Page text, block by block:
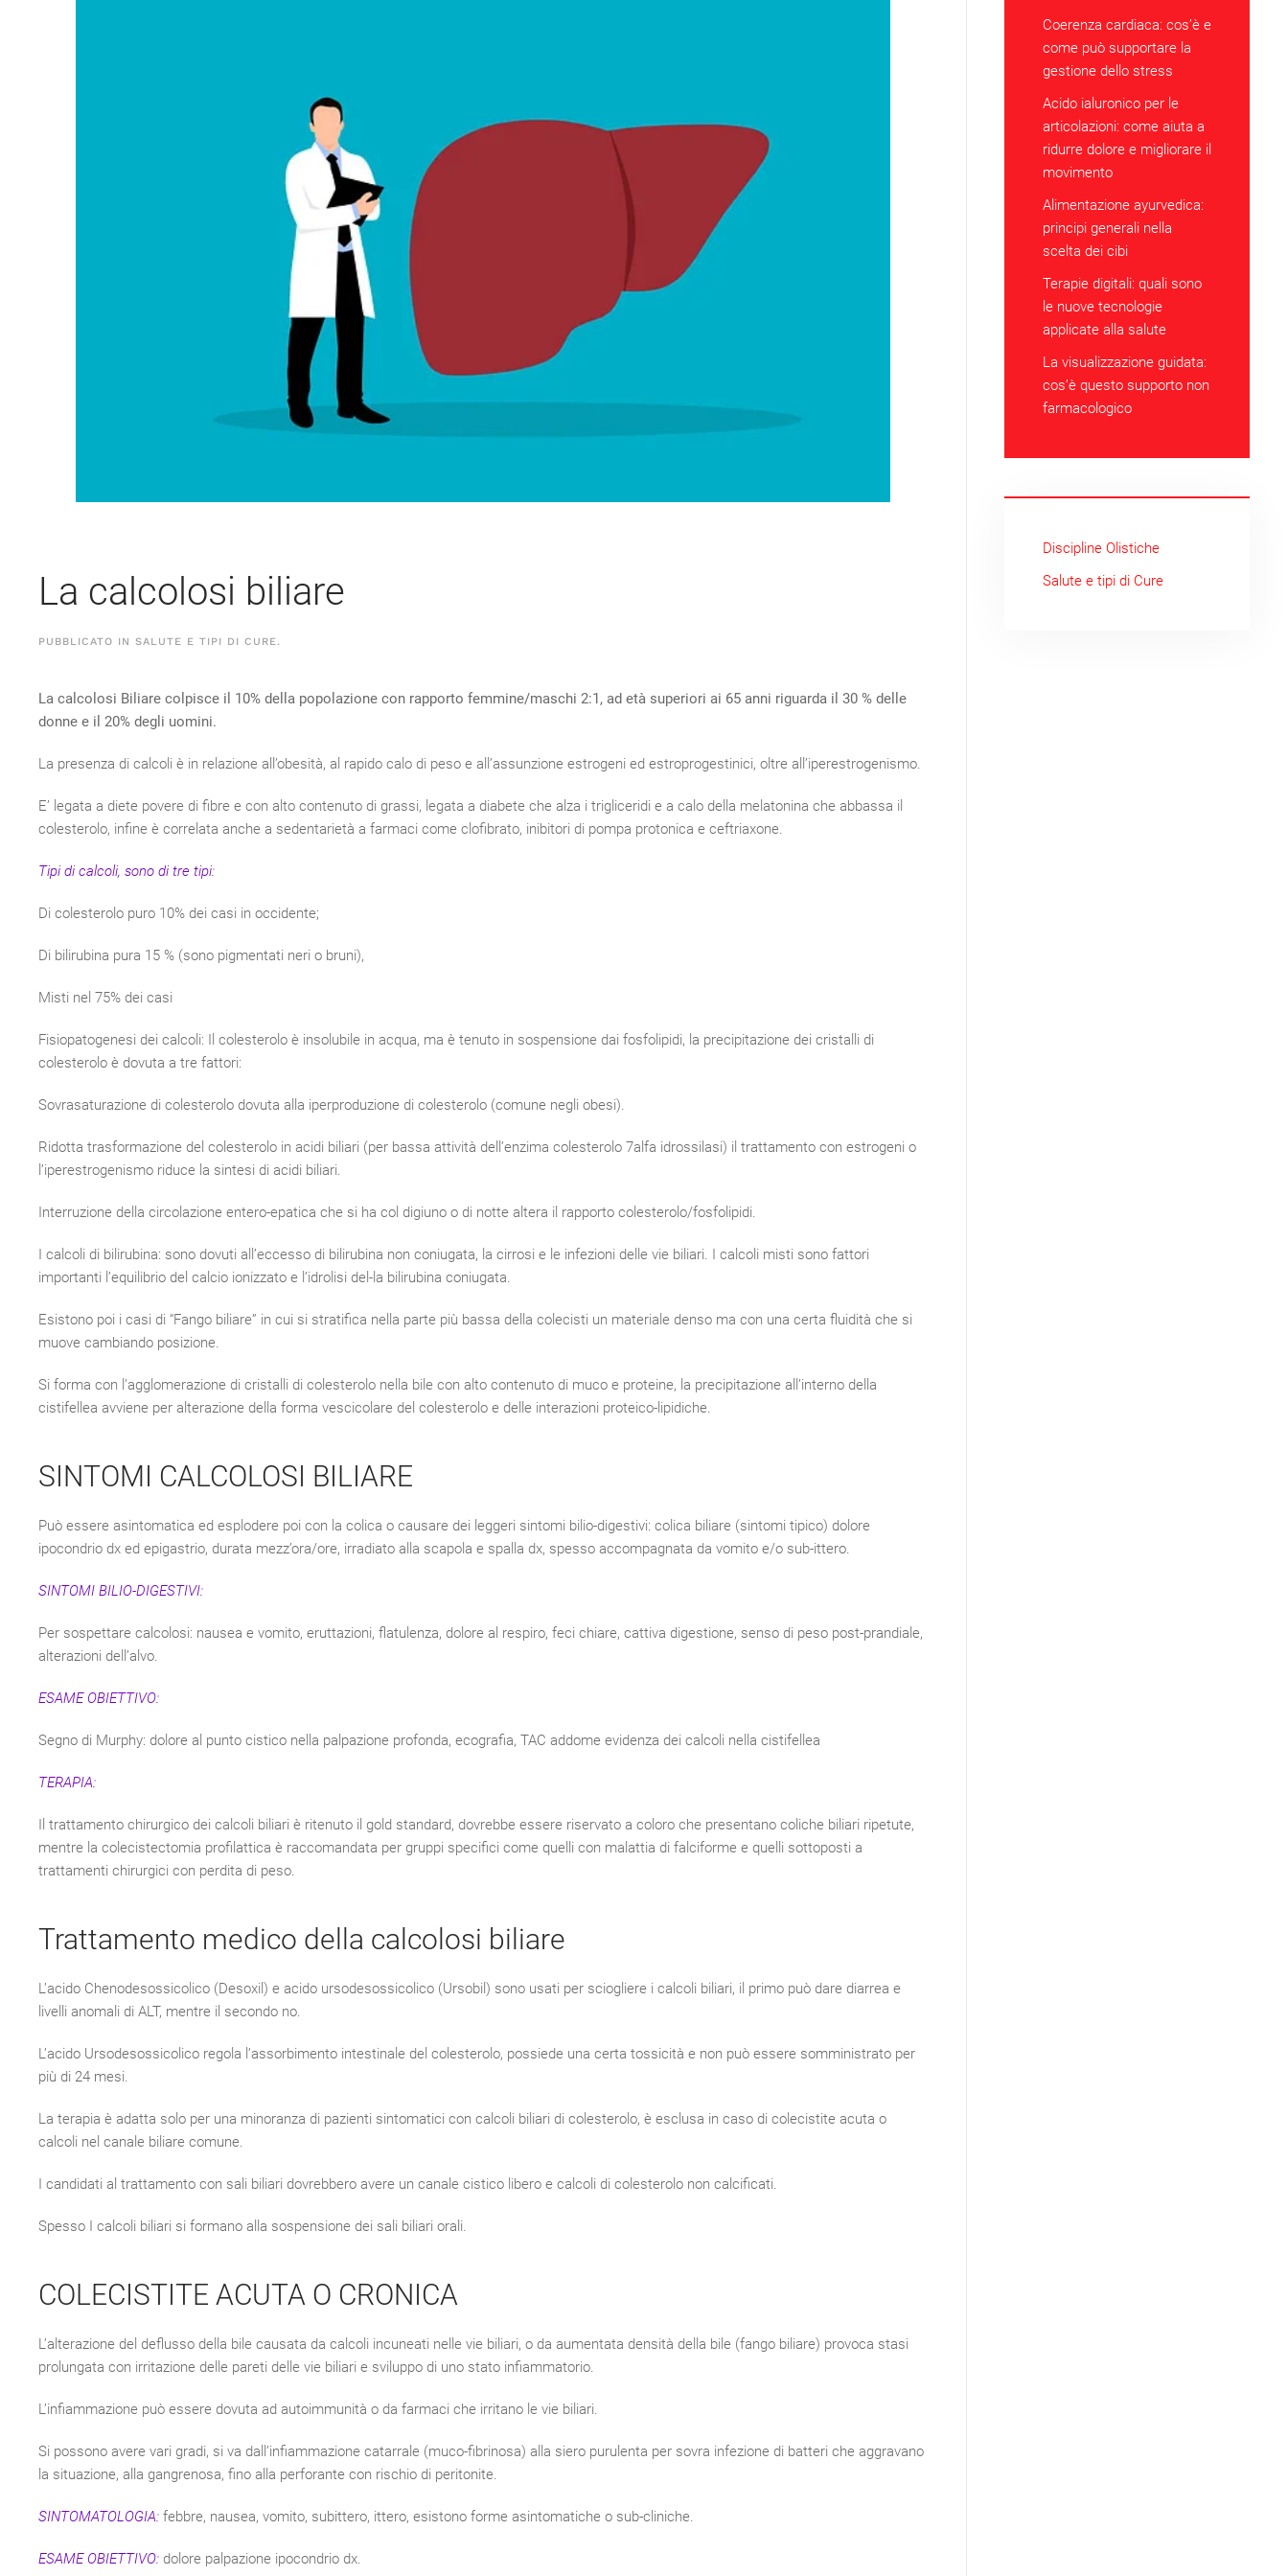
La calcolosi biliare
PUBBLICATO IN SALUTE E TIPI DI CURE.
La calcolosi Biliare colpisce il 10% della popolazione con rapporto femmine/maschi 2:1, ad età superiori ai 65 anni riguarda il 30 % delle
donne e il 20% degli uomini.
La presenza di calcoli è in relazione all’obesità, al rapido calo di peso e all’assunzione estrogeni ed estroprogestinici, oltre all’iperestrogenismo.
E’ legata a diete povere di fibre e con alto contenuto di grassi, legata a diabete che alza i trigliceridi e a calo della melatonina che abbassa il
colesterolo, infine è correlata anche a sedentarietà a farmaci come clofibrato, inibitori di pompa protonica e ceftriaxone.
Tipi di calcoli, sono di tre tipi:
Di colesterolo puro 10% dei casi in occidente;
Di bilirubina pura 15 % (sono pigmentati neri o bruni),
Misti nel 75% dei casi
Fisiopatogenesi dei calcoli: Il colesterolo è insolubile in acqua, ma è tenuto in sospensione dai fosfolipidi, la precipitazione dei cristalli di
colesterolo è dovuta a tre fattori:
Sovrasaturazione di colesterolo dovuta alla iperproduzione di colesterolo (comune negli obesi).
Ridotta trasformazione del colesterolo in acidi biliari (per bassa attività dell’enzima colesterolo 7alfa idrossilasi) il trattamento con estrogeni o
l’iperestrogenismo riduce la sintesi di acidi biliari.
Interruzione della circolazione entero-epatica che si ha col digiuno o di notte altera il rapporto colesterolo/fosfolipidi.
I calcoli di bilirubina: sono dovuti all’eccesso di bilirubina non coniugata, la cirrosi e le infezioni delle vie biliari. I calcoli misti sono fattori
importanti l’equilibrio del calcio ionizzato e l’idrolisi del-la bilirubina coniugata.
Esistono poi i casi di “Fango biliare” in cui si stratifica nella parte più bassa della colecisti un materiale denso ma con una certa fluidità che si
muove cambiando posizione.
Si forma con l’agglomerazione di cristalli di colesterolo nella bile con alto contenuto di muco e proteine, la precipitazione all’interno della
cistifellea avviene per alterazione della forma vescicolare del colesterolo e delle interazioni proteico-lipidiche.
SINTOMI CALCOLOSI BILIARE
Può essere asintomatica ed esplodere poi con la colica o causare dei leggeri sintomi bilio-digestivi: colica biliare (sintomi tipico) dolore
ipocondrio dx ed epigastrio, durata mezz’ora/ore, irradiato alla scapola e spalla dx, spesso accompagnata da vomito e/o sub-ittero.
SINTOMI BILIO-DIGESTIVI:
Per sospettare calcolosi: nausea e vomito, eruttazioni, flatulenza, dolore al respiro, feci chiare, cattiva digestione, senso di peso post-prandiale,
alterazioni dell’alvo.
ESAME OBIETTIVO:
Segno di Murphy: dolore al punto cistico nella palpazione profonda, ecografia, TAC addome evidenza dei calcoli nella cistifellea
TERAPIA:
Il trattamento chirurgico dei calcoli biliari è ritenuto il gold standard, dovrebbe essere riservato a coloro che presentano coliche biliari ripetute,
mentre la colecistectomia profilattica è raccomandata per gruppi specifici come quelli con malattia di falciforme e quelli sottoposti a
trattamenti chirurgici con perdita di peso.
Trattamento medico della calcolosi biliare
L’acido Chenodesossicolico (Desoxil) e acido ursodesossicolico (Ursobil) sono usati per sciogliere i calcoli biliari, il primo può dare diarrea e
livelli anomali di ALT, mentre il secondo no.
L’acido Ursodesossicolico regola l’assorbimento intestinale del colesterolo, possiede una certa tossicità e non può essere somministrato per
più di 24 mesi.
La terapia è adatta solo per una minoranza di pazienti sintomatici con calcoli biliari di colesterolo, è esclusa in caso di colecistite acuta o
calcoli nel canale biliare comune.
I candidati al trattamento con sali biliari dovrebbero avere un canale cistico libero e calcoli di colesterolo non calcificati.
Spesso I calcoli biliari si formano alla sospensione dei sali biliari orali.
COLECISTITE ACUTA O CRONICA
L’alterazione del deflusso della bile causata da calcoli incuneati nelle vie biliari, o da aumentata densità della bile (fango biliare) provoca stasi
prolungata con irritazione delle pareti delle vie biliari e sviluppo di uno stato infiammatorio.
L’infiammazione può essere dovuta ad autoimmunità o da farmaci che irritano le vie biliari.
Si possono avere vari gradi, si va dall’infiammazione catarrale (muco-fibrinosa) alla siero purulenta per sovra infezione di batteri che aggravano
la situazione, alla gangrenosa, fino alla perforante con rischio di peritonite.
SINTOMATOLOGIA: febbre, nausea, vomito, subittero, ittero, esistono forme asintomatiche o sub-cliniche.
ESAME OBIETTIVO: dolore palpazione ipocondrio dx.
Coerenza cardiaca: cos’è e
come può supportare la
gestione dello stress
Acido ialuronico per le
articolazioni: come aiuta a
ridurre dolore e migliorare il
movimento
Alimentazione ayurvedica:
principi generali nella
scelta dei cibi
Terapie digitali: quali sono
le nuove tecnologie
applicate alla salute
La visualizzazione guidata:
cos’è questo supporto non
farmacologico
Discipline Olistiche
Salute e tipi di Cure